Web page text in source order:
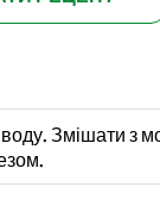
воду. Змішати з